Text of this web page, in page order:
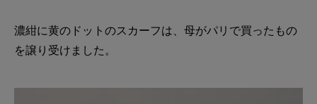
濃紺に黄のドットのスカーフは、母がパリで買ったもの
を譲り受けました。